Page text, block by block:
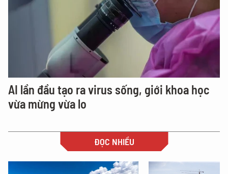
AI lần đầu tạo ra virus sống, giới khoa học
vừa mừng vừa lo
ĐỌC NHIỀU